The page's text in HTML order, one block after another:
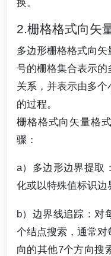
2.栅格格式向矢
多边形栅格格式向
号的栅格集合表示
关系，并表示由多
的过程。
栅格格式向矢量格
骤：
a）多边形边界提取
化或以特殊值标识边
b）边界线追踪：对
个结点搜索，通常
向的其他7个方向搜